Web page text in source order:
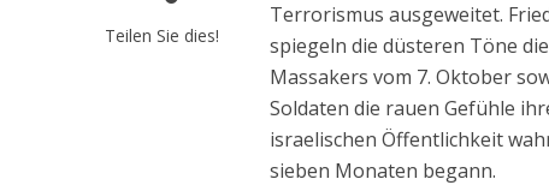
Teilen Sie dies!
Terrorismus ausgeweitet.
spiegeln die düsteren Töne
Massakers vom 7. Oktober
Soldaten die rauen Gefühle
israelischen Öffentlichkeit
sieben Monaten begann.